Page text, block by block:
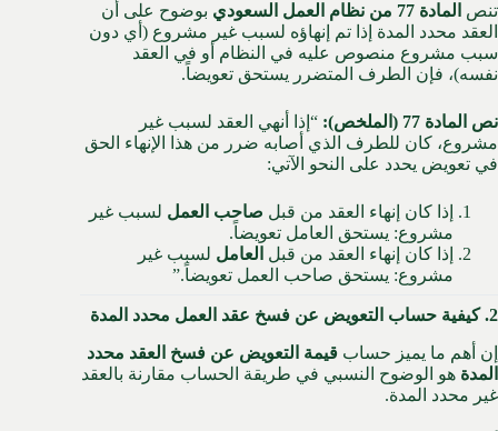
تنص المادة 77 من نظام العمل السعودي
بوضوح على أن
العقد محدد المدة إذا تم إنهاؤه لسبب غير مشروع (أي دون
سبب مشروع منصوص عليه في النظام أو في العقد
نفسه)، فإن الطرف المتضرر يستحق تعويضاً.
نص المادة 77 (الملخص):
“إذا أنهي العقد لسبب غير
مشروع، كان للطرف الذي أصابه ضرر من هذا الإنهاء الحق
في تعويض يحدد على النحو الآتي:
إذا كان إنهاء العقد من قبل صاحب العمل لسبب غير
مشروع: يستحق العامل تعويضاً.
إذا كان إنهاء العقد من قبل العامل لسبب غير
مشروع: يستحق صاحب العمل تعويضاً.”
2. كيفية حساب التعويض عن فسخ عقد العمل محدد المدة
إن أهم ما يميز حساب قيمة التعويض عن فسخ العقد محدد
المدة هو الوضوح النسبي في طريقة الحساب مقارنة بالعقد
غير محدد المدة.